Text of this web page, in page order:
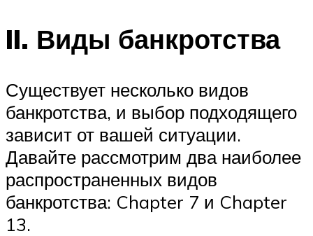
II. Виды банкротства
Существует несколько видов
банкротства, и выбор подходящего
зависит от вашей ситуации.
Давайте рассмотрим два наиболее
распространенных видов
банкротства: Chapter 7 и Chapter
13.